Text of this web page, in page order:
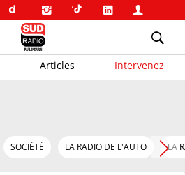
Articles Intervenez
SOCIÉTÉ LA RADIO DE L'AUTO LA